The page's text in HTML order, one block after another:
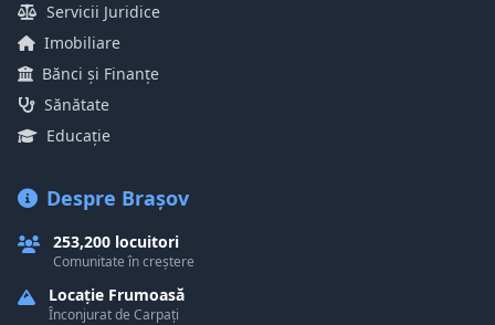
Servicii Juridice
Imobiliare
Bănci și Finanțe
Sănătate
Educație
Despre Brașov
253,200 locuitori
Comunitate în creștere
Locație Frumoasă
Înconjurat de Carpați